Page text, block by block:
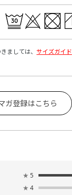
ましては、 サイズガイド
ガ登録はこちら
★ 5
★ 4